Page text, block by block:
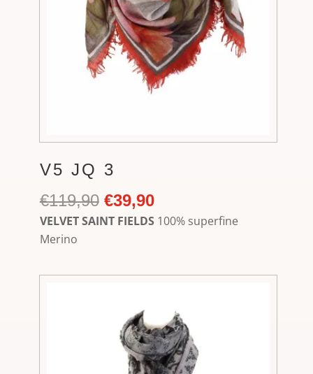
V5 JQ 3
€119,90 Ursprünglicher
Preis
€39,90Aktueller
Preis
VELVET SAINT FIELDS 100% superfine
Merino